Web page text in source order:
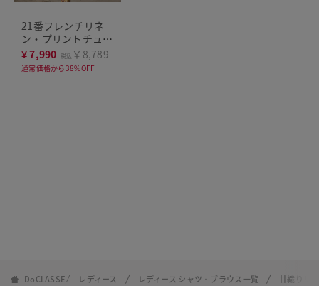
21番フレンチリネ
ン・プリントチュニ
ック
¥7,990 税込 ￥8,789
通常価格から38%OFF
DoCLASSE レディース レディース シャツ・ブラウス一覧 甘織りリ